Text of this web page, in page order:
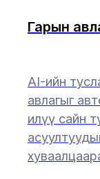
Гарын
AI-ийн
авлагыг
илүү сайн